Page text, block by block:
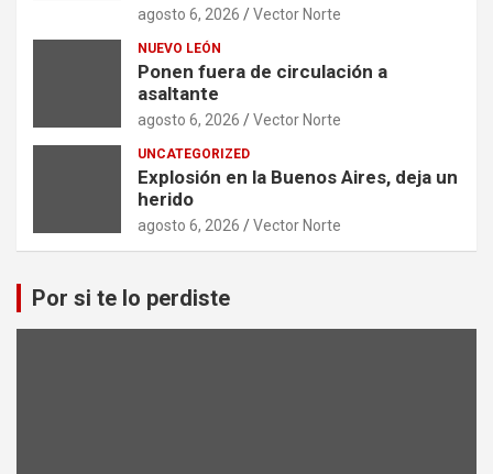
agosto 6, 2026 Vector Norte
NUEVO LEÓN
Ponen fuera de circulación a
asaltante
agosto 6, 2026 Vector Norte
UNCATEGORIZED
Explosión en la Buenos Aires, deja un
herido
agosto 6, 2026 Vector Norte
Por si te lo perdiste